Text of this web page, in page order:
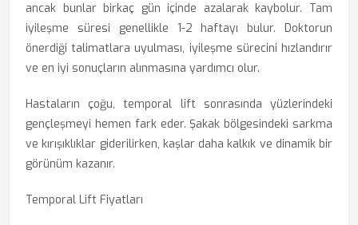
ancak bunlar birkaç gün içinde azalarak kaybolur. Tam
iyileşme süresi genellikle 1-2 haftayı bulur. Doktorun
önerdiği talimatlara uyulması, iyileşme sürecini hızlandırır
ve en iyi sonuçların alınmasına yardımcı olur.
Hastaların çoğu, temporal lift sonrasında yüzlerindeki
gençleşmeyi hemen fark eder. Şakak bölgesindeki sarkma
ve kırışıklıklar giderilirken, kaşlar daha kalkık ve dinamik bir
görünüm kazanır.
Temporal Lift Fiyatları